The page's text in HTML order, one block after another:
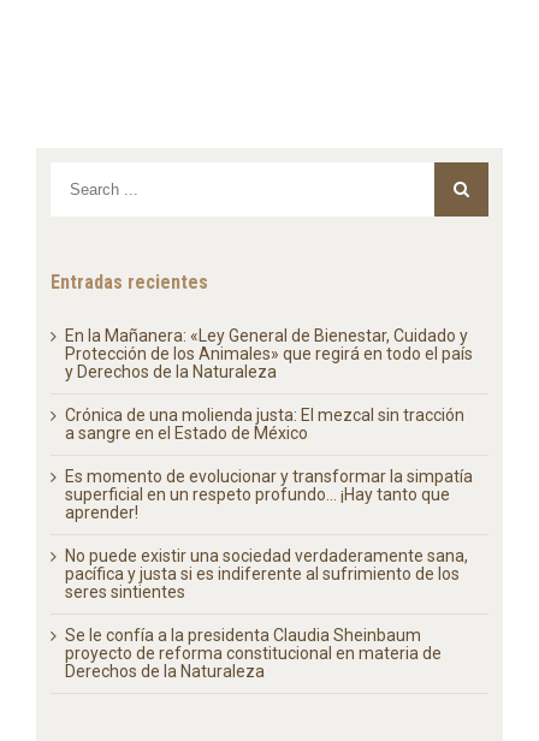
Entradas recientes
En la Mañanera: «Ley General de Bienestar, Cuidado y
Protección de los Animales» que regirá en todo el país
y Derechos de la Naturaleza
Crónica de una molienda justa: El mezcal sin tracción
a sangre en el Estado de México
Es momento de evolucionar y transformar la simpatía
superficial en un respeto profundo… ¡Hay tanto que
aprender!
pacífica y justa si es indiferente al sufrimiento de los
seres sintientes